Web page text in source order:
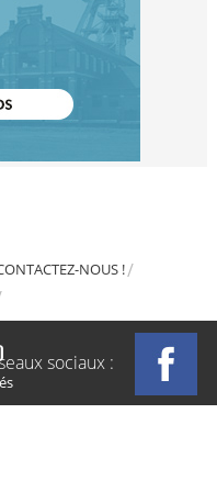
NOUS !
sociaux :